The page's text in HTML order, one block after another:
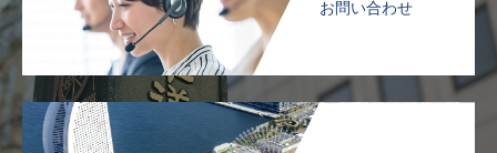
お問い合わせ